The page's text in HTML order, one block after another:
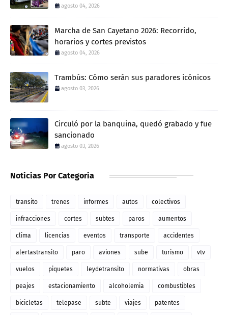
agosto 04, 2026
Marcha de San Cayetano 2026: Recorrido,
horarios y cortes previstos
agosto 04, 2026
Trambús: Cómo serán sus paradores icónicos
agosto 03, 2026
Circuló por la banquina, quedó grabado y fue
sancionado
agosto 03, 2026
Noticias Por Categoria
transito trenes informes autos colectivos
infracciones cortes subtes paros aumentos
clima licencias eventos transporte accidentes
alertastransito paro aviones sube turismo vtv
vuelos piquetes leydetransito normativas obras
peajes estacionamiento alcoholemia combustibles
bicicletas telepase subte viajes patentes